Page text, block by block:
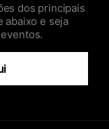
dos principais
abaixo e seja